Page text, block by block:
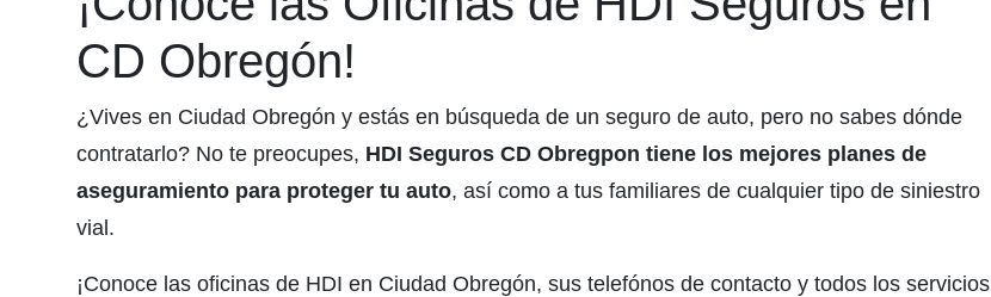
CD Obregón!
¿Vives en Ciudad Obregón y estás en búsqueda de un seguro de auto, pero no sabes dónde
contratarlo? No te preocupes, HDI Seguros CD Obregpon tiene los mejores planes de
aseguramiento para proteger tu auto, así como a tus familiares de cualquier tipo de siniestro
vial.
¡Conoce las oficinas de HDI en Ciudad Obregón, sus telefónos de contacto y todos los servicios